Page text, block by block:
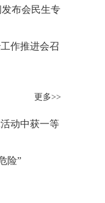
发布会民生专
作推进会召
更多>>
动中获一等
险”